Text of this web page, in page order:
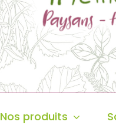
Nos produits